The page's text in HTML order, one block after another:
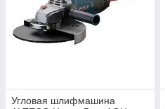
Угловая шлифмашина